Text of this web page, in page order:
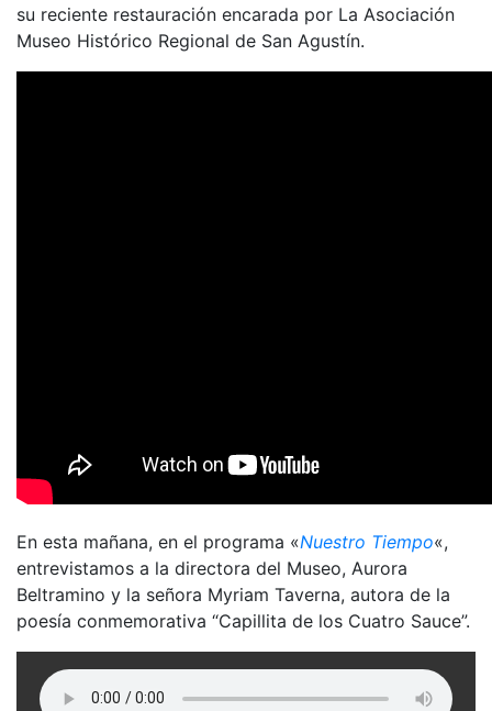
su reciente restauración encarada por La Asociación
Museo Histórico Regional de San Agustín.
En esta mañana, en el programa «Nuestro Tiempo«,
entrevistamos a la directora del Museo, Aurora
Beltramino y la señora Myriam Taverna, autora de la
poesía conmemorativa “Capillita de los Cuatro Sauce”.